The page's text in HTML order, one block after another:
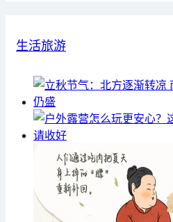
生活旅游